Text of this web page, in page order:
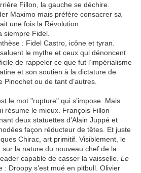
Fillon, la gauche se déchire.
Maximo mais préfère consacrer sa
une fois la Révolution.
siempre Fidel.
: Fidel Castro, icône et tyran.
le mythe et ceux qui dénoncent
de rappeler ce que fut l’impérialisme
et son soutien à la dictature de
ou de tant d’autres.
le mot "rupture" qui s’impose. Mais
résume le mieux. François Fillon
deux statuettes d’Alain Juppé et
façon réducteur de têtes. Et juste
Chirac, art primitif. Visiblement, le
la nature du nouveau chef de la
capable de casser la vaisselle. Le
: Droopy s’est mué en pitbull. Olivier